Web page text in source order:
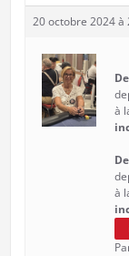
20 octobre 2024 à
à
à